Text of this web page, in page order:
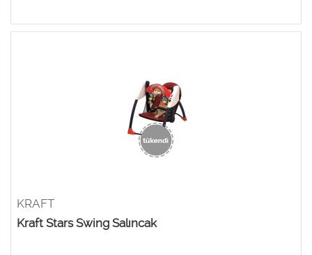
KRAFT
Kraft Stars Swing Salıncak